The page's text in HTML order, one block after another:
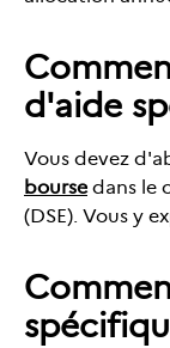
d'aide
Vous devez
boursedans le
(DSE). Vous y